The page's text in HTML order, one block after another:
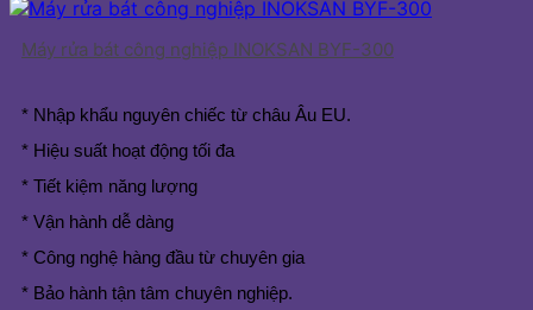
Máy rửa bát công nghiệp INOKSAN BYF-300
* Nhập khẩu nguyên chiếc từ châu Âu EU.
* Hiệu suất hoạt động tối đa
* Tiết kiệm năng lượng
* Vận hành dễ dàng
* Công nghệ hàng đầu từ chuyên gia
* Bảo hành tận tâm chuyên nghiệp.